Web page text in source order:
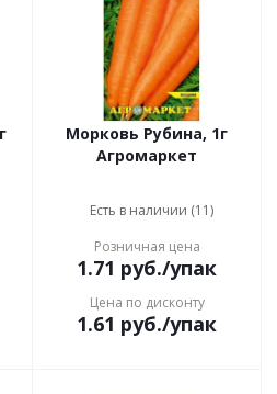
Морковь Рубина, 1г
Агромаркет
Есть в наличии (11)
Розничная цена
1.71 руб./упак
Цена по дисконту
1.61 руб./упак